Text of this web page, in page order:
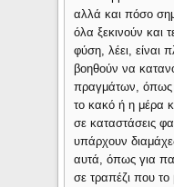
αλλά και πόσο
όλα ξεκινούν και
φύση, λέει, είναι
βοηθούν να
πραγμάτων, όπως
το κακό ή η μέρα
σε καταστάσεις
υπάρχουν
αυτά, όπως για
σε τραπέζι που το